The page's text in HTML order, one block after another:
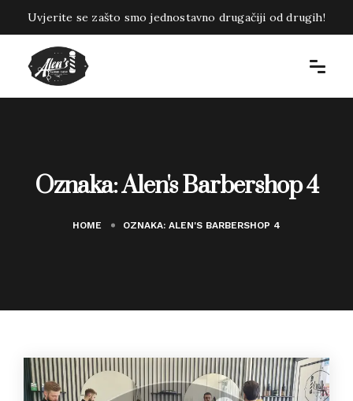
Uvjerite se zašto smo jednostavno drugačiji od drugih!
Oznaka:Alen's Barbershop 4
HOME OZNAKA: ALEN'S BARBERSHOP 4